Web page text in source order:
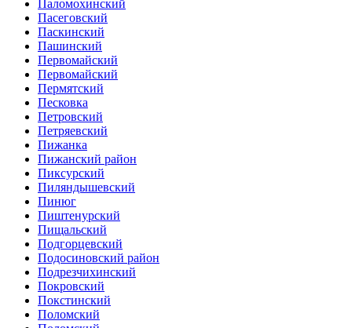
Паломохинский
Пасеговский
Паскинский
Пашинский
Первомайский
Первомайский
Пермятский
Песковка
Петровский
Петряевский
Пижанка
Пижанский район
Пиксурский
Пиляндышевский
Пинюг
Пиштенурский
Пищальский
Подгорцевский
Подосиновский район
Подрезчихинский
Покровский
Покстинский
Поломский